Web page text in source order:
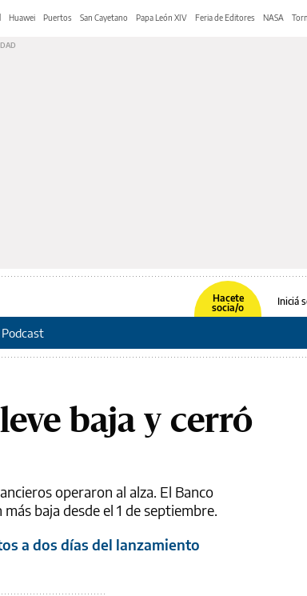
Huawei Puertos San Cayetano Papa León XIV Feria de Editores NASA
Hacete
socia/o
Iniciá
Podcast
baja y cerró
operaron al alza. El Banco
baja desde el 1 de septiembre.
a dos días del lanzamiento